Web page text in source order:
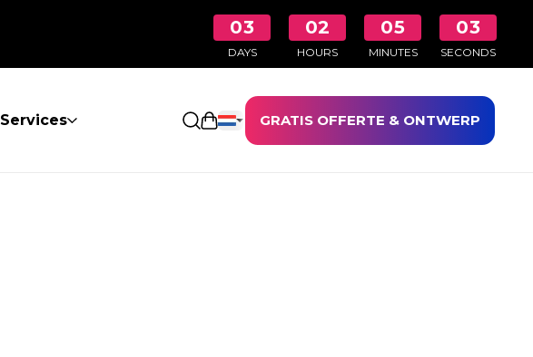
03
DAYS
02
HOURS
05
MINUTES
03
SECONDS
Services Winkelwagen openen
GRATIS OFFERTE & ONTWERP